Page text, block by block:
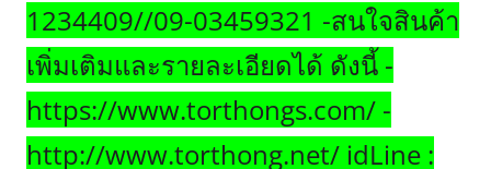
1234409//09-03459321 -สนใจสินค้า
เพิ่มเติมและรายละเอียดได้ ดังนี้ -
https://www.torthongs.com/ -
http://www.torthong.net/ idLine :